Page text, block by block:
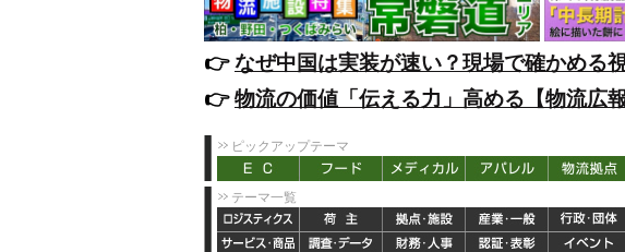
👉️なぜ中国は実装が速い？現場で確かめる
👉️物流の価値「伝える力」高める【物流広
ピックアップテーマ
テーマ一覧